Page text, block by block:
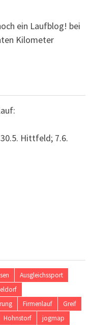
ein Laufblog! bei
Kilometer
Hittfeld; 7.6.
Ausgleichssport
Firmenlauf
Greif
Hohnstorf
jogmap